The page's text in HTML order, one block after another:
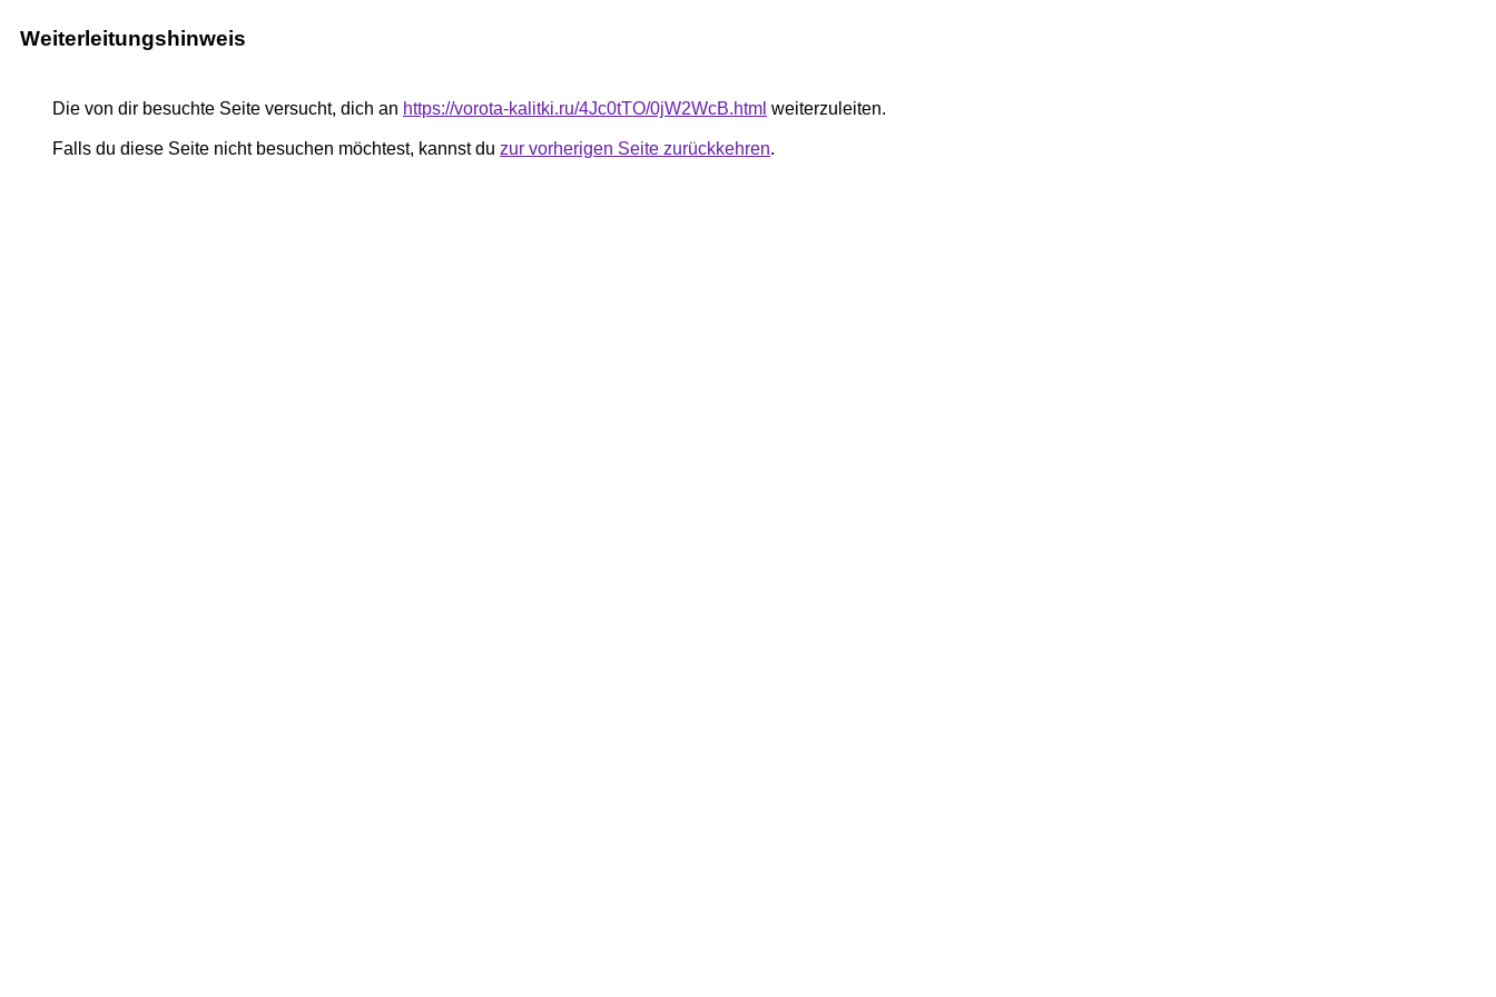
Weiterleitungshinweis
Die von dir besuchte Seite versucht, dich an https://vorota-kalitki.ru/4Jc0tTO/0jW2WcB.html weiterzuleiten.
Falls du diese Seite nicht besuchen möchtest, kannst du zur vorherigen Seite zurückkehren.